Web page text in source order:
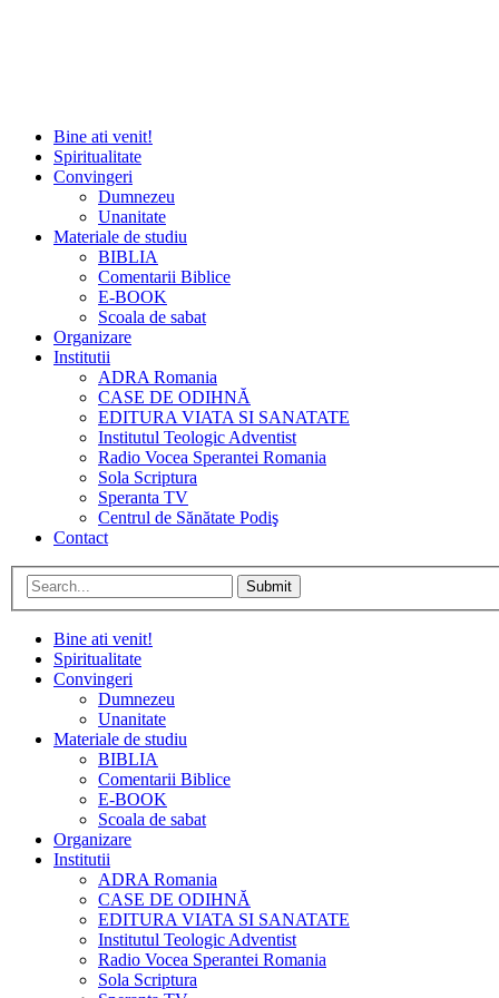
Bine ati venit!
Spiritualitate
Convingeri
Dumnezeu
Unanitate
Materiale de studiu
BIBLIA
Comentarii Biblice
E-BOOK
Scoala de sabat
Organizare
Institutii
ADRA Romania
CASE DE ODIHNĂ
EDITURA VIATA SI SANATATE
Institutul Teologic Adventist
Radio Vocea Sperantei Romania
Sola Scriptura
Speranta TV
Centrul de Sănătate Podiş
Contact
Submit
Bine ati venit!
Spiritualitate
Convingeri
Dumnezeu
Unanitate
Materiale de studiu
BIBLIA
Comentarii Biblice
E-BOOK
Scoala de sabat
Organizare
Institutii
ADRA Romania
CASE DE ODIHNĂ
EDITURA VIATA SI SANATATE
Institutul Teologic Adventist
Radio Vocea Sperantei Romania
Sola Scriptura